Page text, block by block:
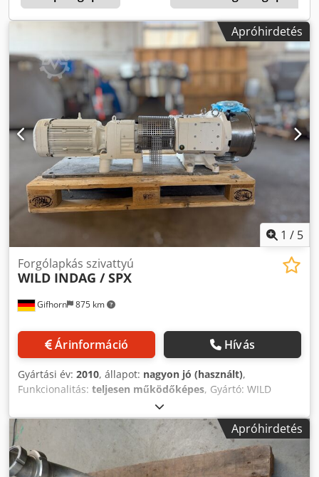
Rozsdamentes acél Higiénikus kialakítás: Igen Csatlakozás
típusa: Higiénikus menetes csatlakozások Belépő
csatlakozás: Rozsdamentes acél menetes csatlakozás
Kilépő csatlakozás: Rozsdamentes acél menetes
csatlakozás Forgásirány: A szivattyúházon jelölve Motor
gyártója: ABB Motor típusa: Háromfázisú aszinkron motor
Szerelési mód: Talpas kivitel Szivattyú-motor egység:
Közvetlenül csatlakoztatva Alkalmazási területek:
Élelmiszeripar, italgyártás, tejipar, gyógyszeripar,
feldolgozóipar
Apróhirdetés
1 / 5
Gifhorn 875 km
Forgólapkás szivattyú
WILD INDAG / SPX
Árinformáció Hívás
Gyártási év: 2010, állapot: nagyon jó (használt),
Funkcionalitás: teljesen működőképes, Gyártó: WILD
INDAG / SPX Típus: INO1 CC 160 VT TS100 Gyártási év: 2010
Működési elv: forgódugattyús szivattyú Max. nyomás: 16
bar Hajtás: SEW-Eurodrive 5,5 kW hajtóműves motor
Legutóbb vajgyártásban használt Kivitel élelmiszeripari
alkalmazásokhoz Állapot: nagyon jó Dodpfx Aijzhcb Delokr
Apróhirdetés